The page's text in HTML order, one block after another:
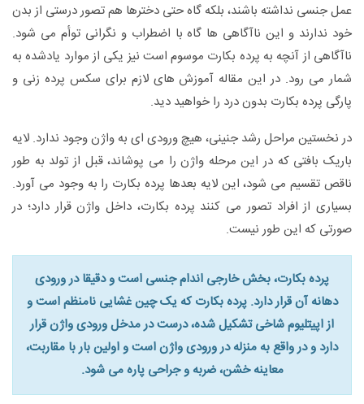
عمل جنسی نداشته باشند، بلکه گاه حتی دخترها هم تصور درستی از بدن
خود ندارند و این ناآگاهی ها گاه با اضطراب و نگرانی توأم می شود.
ناآگاهی از آنچه به پرده بکارت موسوم است نیز یکی از موارد یادشده به
شمار می رود. در این مقاله آموزش های لازم برای سکس پرده زنی و
پارگی پرده بکارت بدون درد را خواهید دید.
در نخستین مراحل رشد جنینی، هیچ ورودی ای به واژن وجود ندارد. لایه
باریک بافتی که در این مرحله واژن را می پوشاند، قبل از تولد به طور
ناقص تقسیم می شود، این لایه بعدها پرده بکارت را به وجود می آورد.
بسیاری از افراد تصور می کنند پرده بکارت، داخل واژن قرار دارد؛ در
صورتی که این طور نیست.
پرده بکارت، بخش خارجی اندام جنسی است و دقیقا در ورودی
دهانه آن قرار دارد. پرده بکارت که یک چین غشایی نامنظم است و
از اپیتلیوم شاخی تشکیل شده، درست در مدخل ورودی واژن قرار
دارد و در واقع به منزله در ورودی واژن است و اولین بار با مقاربت،
معاینه خشن، ضربه و جراحی پاره می شود.